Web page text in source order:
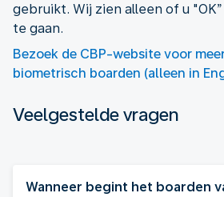
gebruikt. Wij zien alleen of u
te gaan.
Bezoek de CBP-website voor
biometrisch boarden (alleen in
Veelgestelde vragen
Wanneer begint het boarden